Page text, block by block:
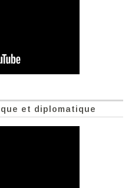
et diplomatique